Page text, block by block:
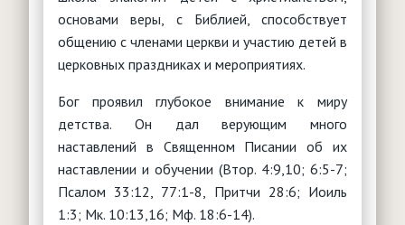
Интернет
Анонсы мероприятий
Видение и стратегия
Молитвенное служение
Миссия
Женщина и Библия
Обучение
Душепопечение
РЕСУРСЫ
Детское служение
События, новости, мероприятия
Что такое воскресная школа?
Чем заняться с детьми?
Служение детям с особыми нуждами
Детские клубы, лагеря, площадки
Христианский театр юного зрителя
Вопросы - ответы
Партнерские организации
Дети в Библии
Юридические вопросы
Конституция РФ
Типовые уставы РО
Паспорт безопасности
Полезные ссылки
Ответы на вопросы (FAQ)
Обработка персональных данных
"Утренняя звезда"
"Логос"
"Миссионерские вести"
основами веры, с Библией, способствует
общению с членами церкви и участию детей в
церковных праздниках и мероприятиях.
Бог проявил глубокое внимание к миру
детства. Он дал верующим много
наставлений в Священном Писании об их
наставлении и обучении (Втор. 4:9,10; 6:5-7;
Псалом 33:12, 77:1-8, Притчи 28:6; Иоиль
1:3; Мк. 10:13,16; Мф. 18:6-14).